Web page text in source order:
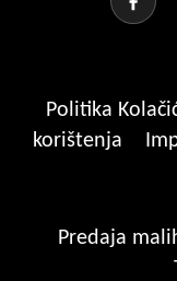
Politika
korištenja
Predaja